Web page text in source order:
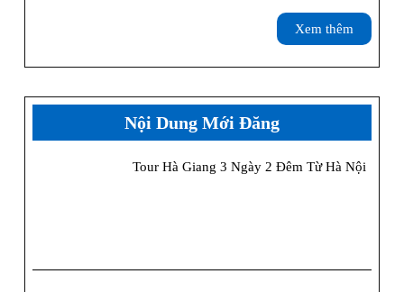
Khám
Phá
Nét
Dân
Xem thêm
thêm
Nội Dung Mới Đăng
Tour Hà Giang 3 Ngày 2 Đêm Từ Hà Nội